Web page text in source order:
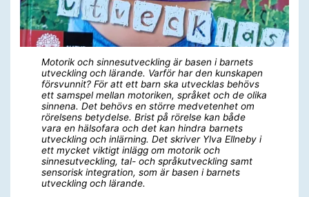
Motorik och sinnesutveckling är basen i barnets
utveckling och lärande. Varför har den kunskapen
försvunnit? För att ett barn ska utvecklas behövs
ett samspel mellan motoriken, språket och de olika
sinnena. Det behövs en större medvetenhet om
rörelsens betydelse. Brist på rörelse kan både
vara en hälsofara och det kan hindra barnets
utveckling och inlärning. Det skriver Ylva Ellneby i
ett mycket viktigt inlägg om motorik och
sinnesutveckling, tal- och språkutveckling samt
sensorisk integration, som är basen i barnets
utveckling och lärande.